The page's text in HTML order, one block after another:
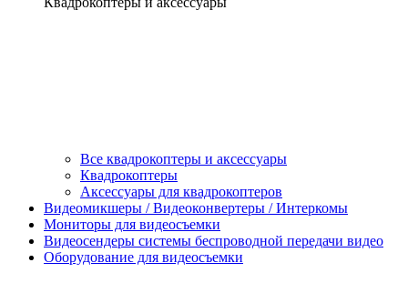
Все квадрокоптеры и аксессуары
Квадрокоптеры
Аксессуары для квадрокоптеров
Видеомикшеры / Видеоконвертеры / Интеркомы
Мониторы для видеосъемки
Видеосендеры системы беспроводной передачи видео
Оборудование для видеосъемки